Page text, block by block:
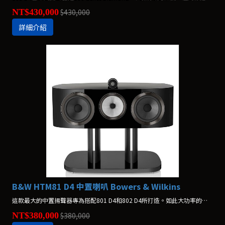
NT$430,000$430,000
詳細介紹
B&W HTM81 D4 中置喇叭 Bowers & Wilkins
這款最大的中置揚聲器專為搭配801 D4和802 D4所打造。如此大功率的表現擁有更廣闊的音場與更具延伸性的中音擴散，與卓越的同系列產品相得益彰。*不含腳架，腳架另購$40,000
NT$380,000$380,000